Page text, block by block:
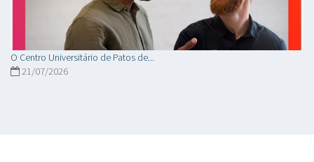
O Centro Universitário de Patos de...
21/07/2026